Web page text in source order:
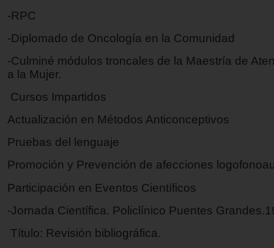
-RPC
-Diplomado de Oncología en la Comunidad
-Culminé módulos troncales de la Maestría de
a la Mujer.
Cursos Impartidos
Actualización en Métodos Anticonceptivos
Pruebas del lenguaje
Promoción y Prevención de afecciones
Participación en Eventos Científicos
-Jornada Científica. Policlínico Puentes
Título: Revisión bibliográfica.